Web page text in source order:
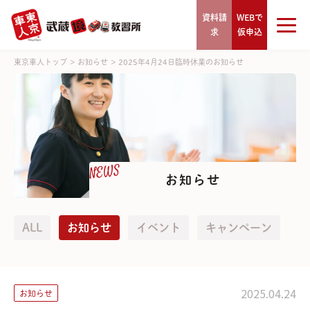
資料請
求
WEBで
仮申込
東京車人トップ > お知らせ > 2025年4月24日臨時休業のお知らせ
NEWS お知らせ
ALL お知らせ イベント キャンペーン
お知らせ 2025.04.24